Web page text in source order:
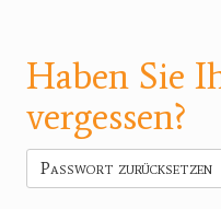
Haben Sie
vergessen?
Passwort zurücksetzen